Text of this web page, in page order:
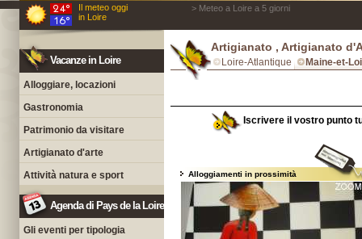
Il meteo oggi
in Loire
> Meteo a Loire a 5 giorni
Vacanze in Loire
Alloggiare, locazioni
Gastronomia
Patrimonio da visitare
Artigianato d'arte
Attività natura e sport
Agenda di Pays de la Loire
Gli eventi per tipologia
Artigianato , Artigianato
Loire-Atlantique Maine-et-
Iscrivere il vostro punto
Alloggiamenti in prossimità